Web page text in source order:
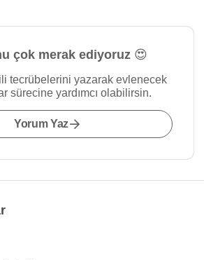
çok merak ediyoruz 😍
tecrübelerini yazarak evlenecek
sürecine yardımcı olabilirsin.
Yorum Yaz